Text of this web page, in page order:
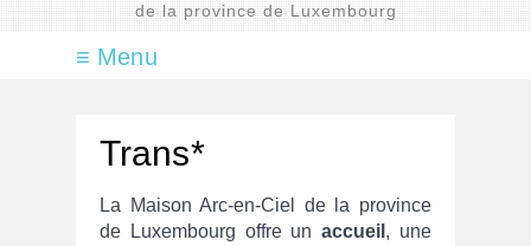
de la province de Luxembourg
Trans*
La Maison Arc-en-Ciel de la province
de Luxembourg offre unaccueil , une